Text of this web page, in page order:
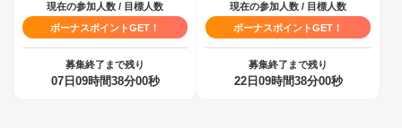
現在の参加人数 / 目標人数
ボーナスポイントGET！
募集終了まで残り
07日09時間37分59秒
現在の参加人数 / 目標人数
ボーナスポイントGET！
募集終了まで残り
22日09時間37分59秒